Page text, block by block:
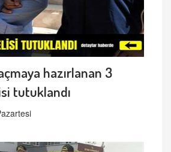
hazırlanan 3
tutuklandı